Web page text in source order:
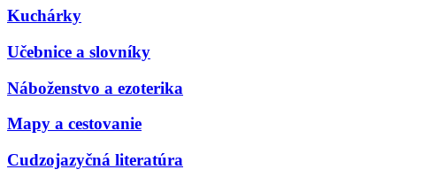
Kuchárky
Učebnice a slovníky
Náboženstvo a ezoterika
Mapy a cestovanie
Cudzojazyčná literatúra